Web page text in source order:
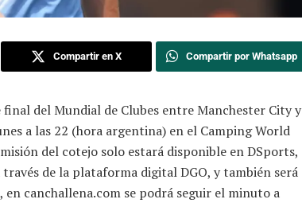
Compartir en X Compartir por Whatsapp
del Mundial de Clubes entre Manchester City y
a las 22 (hora argentina) en el Camping World
del cotejo solo estará disponible en DSports,
través de la plataforma digital DGO, y también será
en canchallena.com se podrá seguir el minuto a